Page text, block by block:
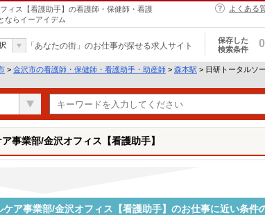
ィス【看護助手】の看護師・保健師・看護
ならイーアイデム
よくある
「あなたの街」のお仕事が探せる求人サイト
保存した
検索条件
0
> 金沢市の看護師・保健師・看護助手・助産師 > 森本駅 > 日研トータルソ
事業部/金沢オフィス【看護助手】
ア事業部/金沢オフィス【看護助手】のお仕事に近い条件